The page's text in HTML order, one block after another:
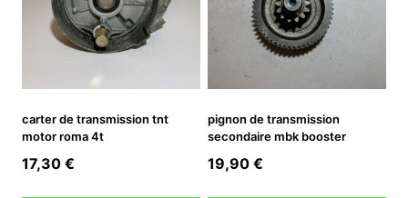
carter de transmission tnt
motor roma 4t
17,30 €
pignon de transmission
secondaire mbk booster
19,90 €